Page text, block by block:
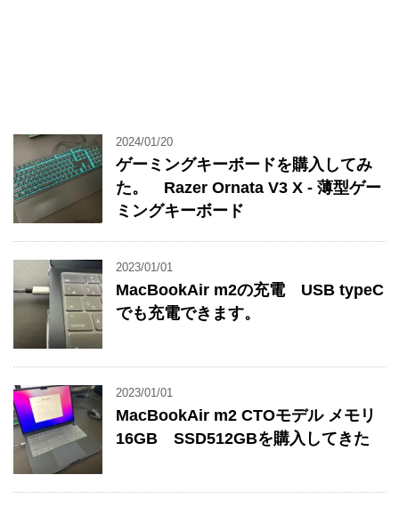
2024/01/20
ゲーミングキーボードを購入してみ
た。 Razer Ornata V3 X - 薄型ゲー
ミングキーボード
2023/01/01
MacBookAir m2の充電 USB typeC
でも充電できます。
2023/01/01
MacBookAir m2 CTOモデル メモリ
16GB SSD512GBを購入してきた